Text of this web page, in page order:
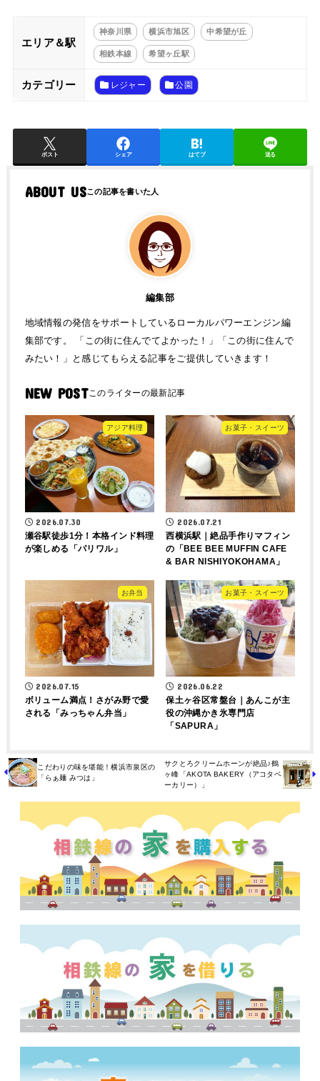
エリア＆駅
神奈川県 横浜市旭区 中希望が丘
相鉄本線 希望ヶ丘駅
カテゴリー レジャー 公園
ポスト シェア はてブ 送る
ABOUT US
編集部
地域情報の発信をサポートしているローカルパワーエンジン編
集部です。 「この街に住んでてよかった！」「この街に住んで
みたい！」と感じてもらえる記事をご提供していきます！
NEW POST
アジア料理
2026.07.30
瀬谷駅徒歩1分！本格インド料理
が楽しめる「パリワル」
お菓子・スイーツ
2026.07.21
西横浜駅｜絶品手作りマフィン
の「BEE BEE MUFFIN CAFE
& BAR NISHIYOKOHAMA」
お弁当
2026.07.15
ボリューム満点！さがみ野で愛
される「みっちゃん弁当」
お菓子・スイーツ
2026.06.22
保土ヶ谷区常盤台｜あんこが主
役の沖縄かき氷専門店
「SAPURA」
こだわりの味を堪能！横浜市泉区の
「らぁ麺 みつは」
サクとろクリームホーンが絶品♪鶴
ヶ峰「AKOTA BAKERY（アコタベ
ーカリー）」